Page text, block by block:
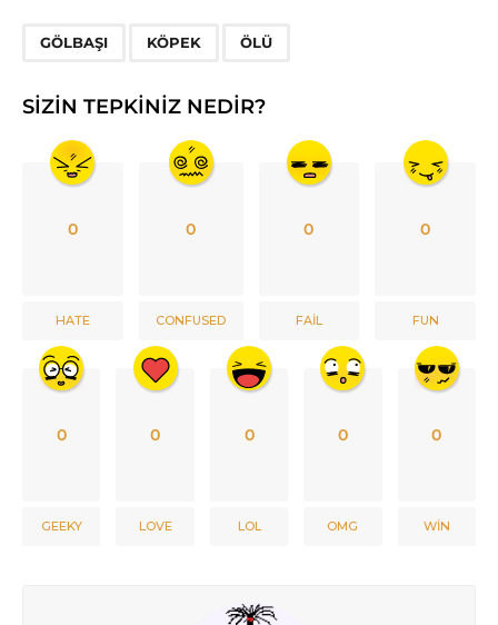
GÖLBAŞI KÖPEK ÖLÜ
SIZIN TEPKINIZ NEDIR?
0
HATE
0
CONFUSED
0
FAIL
0
FUN
0
GEEKY
0
LOVE
0
LOL
0
OMG
0
WIN